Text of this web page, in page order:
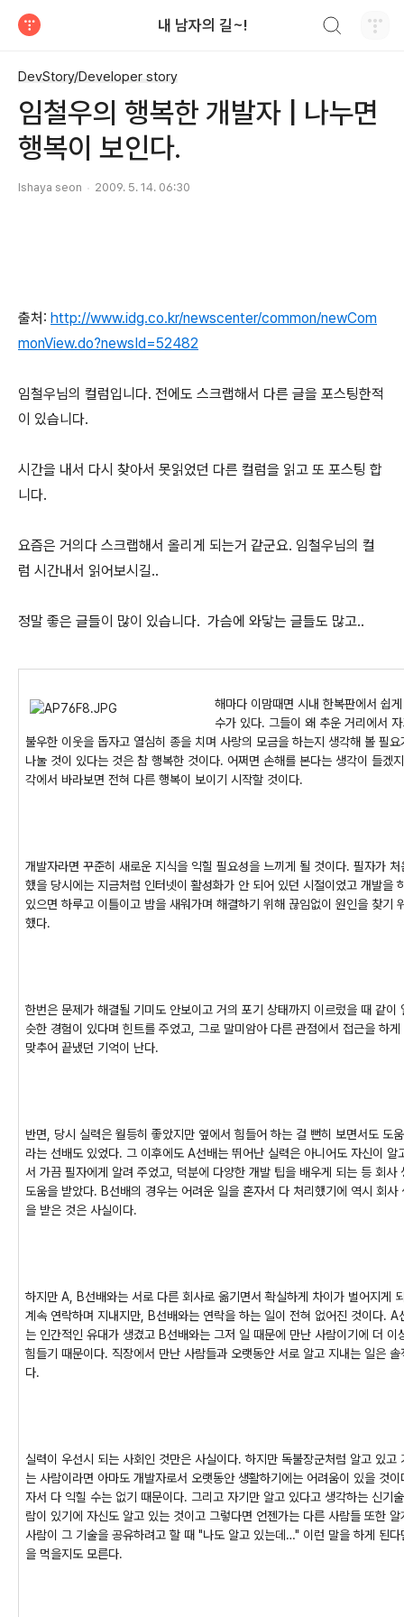
내 남자의 길~!
DevStory/Developer story
임철우의 행복한 개발자 | 나누면
행복이 보인다.
Ishaya seon 2009. 5. 14. 06:30
출처: http://www.idg.co.kr/newscenter/common/newCom
monView.do?newsId=52482
임철우님의 컬럼입니다. 전에도 스크랩해서 다른 글을 포스팅한적
이 있습니다.
시간을 내서 다시 찾아서 못읽었던 다른 컬럼을 읽고 또 포스팅 합
니다.
요즘은 거의다 스크랩해서 올리게 되는거 같군요. 임철우님의 컬
럼 시간내서 읽어보시길..
정말 좋은 글들이 많이 있습니다. 가슴에 와닿는 글들도 많고..
해마다 이맘때면 시내 한복판에서 쉽
수가 있다. 그들이 왜 추운 거리에서
불우한 이웃을 돕자고 열심히 종을 치며 사랑의 모금을 하는지 생각해 볼 필
나눌 것이 있다는 것은 참 행복한 것이다. 어쩌면 손해를 본다는 생각이 들겠
각에서 바라보면 전혀 다른 행복이 보이기 시작할 것이다.
개발자라면 꾸준히 새로운 지식을 익힐 필요성을 느끼게 될 것이다. 필자가
했을 당시에는 지금처럼 인터넷이 활성화가 안 되어 있던 시절이었고 개발을
있으면 하루고 이틀이고 밤을 새워가며 해결하기 위해 끊임없이 원인을 찾기
했다.
한번은 문제가 해결될 기미도 안보이고 거의 포기 상태까지 이르렀을 때 같이
슷한 경험이 있다며 힌트를 주었고, 그로 말미암아 다른 관점에서 접근을 하
맞추어 끝냈던 기억이 난다.
반면, 당시 실력은 월등히 좋았지만 옆에서 힘들어 하는 걸 뻔히 보면서도 도
라는 선배도 있었다. 그 이후에도 A선배는 뛰어난 실력은 아니어도 자신이 알
서 가끔 필자에게 알려 주었고, 덕분에 다양한 개발 팁을 배우게 되는 등 회사
도움을 받았다. B선배의 경우는 어려운 일을 혼자서 다 처리했기에 역시 회사
을 받은 것은 사실이다.
하지만 A, B선배와는 서로 다른 회사로 옮기면서 확실하게 차이가 벌어지게
계속 연락하며 지내지만, B선배와는 연락을 하는 일이 전혀 없어진 것이다. A
는 인간적인 유대가 생겼고 B선배와는 그저 일 때문에 만난 사람이기에 더 이
힘들기 때문이다. 직장에서 만난 사람들과 오랫동안 서로 알고 지내는 일은
다.
실력이 우선시 되는 사회인 것만은 사실이다. 하지만 독불장군처럼 알고 있고
는 사람이라면 아마도 개발자로서 오랫동안 생활하기에는 어려움이 있을 것
자서 다 익힐 수는 없기 때문이다. 그리고 자기만 알고 있다고 생각하는 신기
람이 있기에 자신도 알고 있는 것이고 그렇다면 언젠가는 다른 사람들 또한
사람이 그 기술을 공유하려고 할 때 "나도 알고 있는데…" 이런 말을 하게 된다
을 먹을지도 모른다.